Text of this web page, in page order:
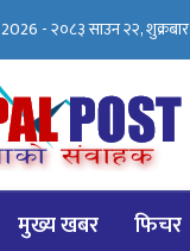
-२०८३ साउन २२, शुक्रबार
मुख्य खबर फिचर